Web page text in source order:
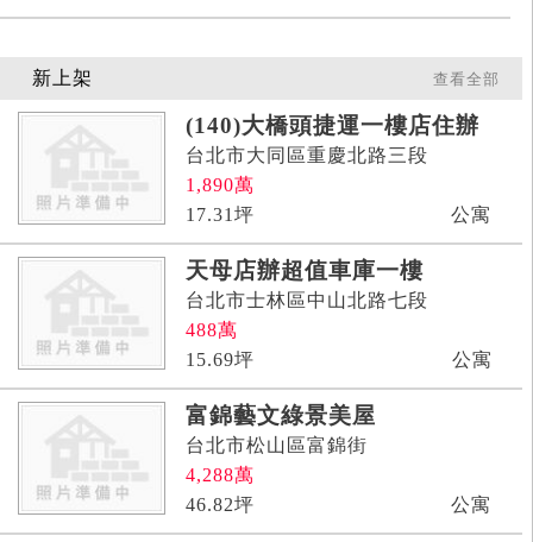
新上架 查看全部
(140)大橋頭捷運一樓店住辦
台北市大同區重慶北路三段
1,890萬
17.31 坪 公寓
天母店辦超值車庫一樓
台北市士林區中山北路七段
488萬
15.69坪 公寓
富錦藝文綠景美屋
台北市松山區富錦街
4,288萬
46.82坪 公寓